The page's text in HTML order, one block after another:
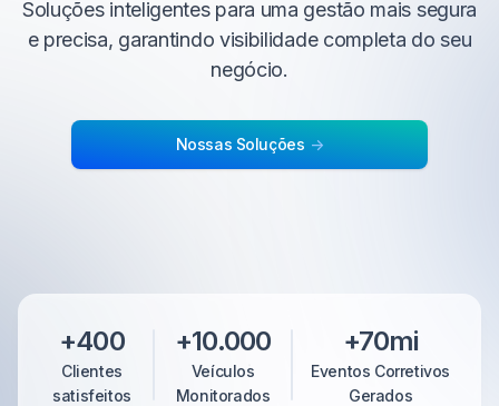
Soluções inteligentes para uma gestão mais segura
e precisa, garantindo visibilidade completa do seu
negócio.
Nossas Soluções ->
+400
Clientes
satisfeitos
+10.000
Veículos
Monitorados
+70mi
Eventos Corretivos
Gerados